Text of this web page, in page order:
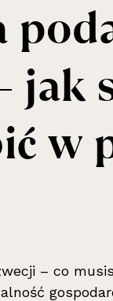
jak
w
– co